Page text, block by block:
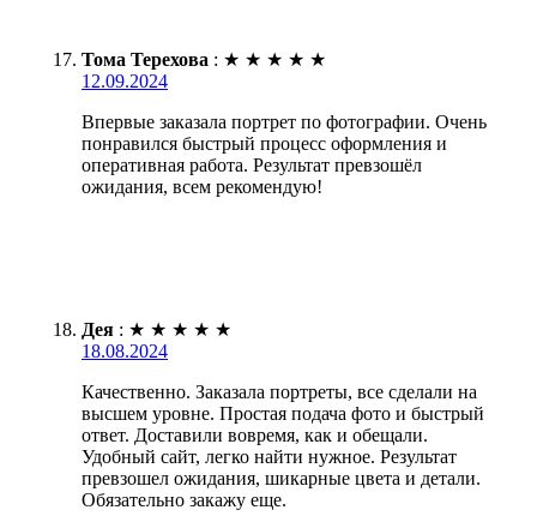
Тома Терехова : ★ ★ ★ ★ ★
12.09.2024
Впервые заказала портрет по фотографии. Очень
понравился быстрый процесс оформления и
оперативная работа. Результат превзошёл
ожидания, всем рекомендую!
Дея : ★ ★ ★ ★ ★
18.08.2024
Качественно. Заказала портреты, все сделали на
высшем уровне. Простая подача фото и быстрый
ответ. Доставили вовремя, как и обещали.
Удобный сайт, легко найти нужное. Результат
превзошел ожидания, шикарные цвета и детали.
Обязательно закажу еще.